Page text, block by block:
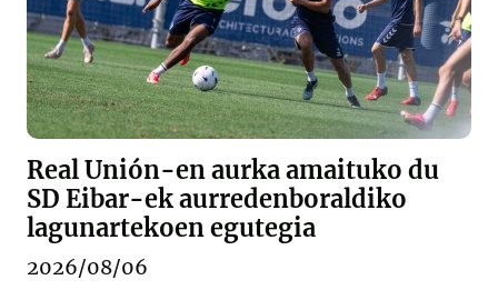
Real Unión-en aurka amaituko du
SD Eibar-ek aurredenboraldiko
lagunartekoen egutegia
2026/08/06